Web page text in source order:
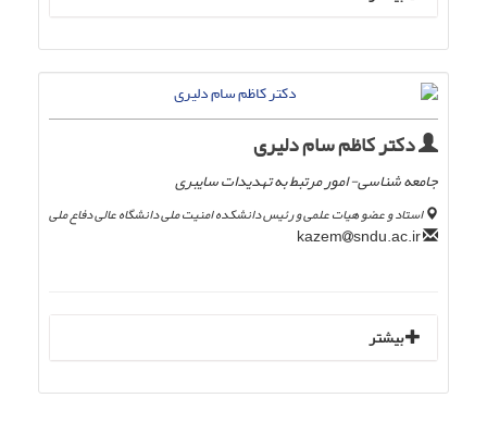
دکتر کاظم سام دلیری
جامعه شناسی- امور مرتبط به تهدیدات سایبری
استاد و عضو هیات علمی و رئیس دانشکده امنیت ملی دانشگاه عالی دفاع ملی
sndu.ac.ir
بیشتر